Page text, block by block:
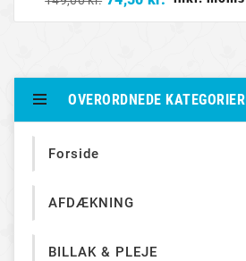
OVERORDNEDE KATEGORIER
Forside
AFDÆKNING
BILLAK & PLEJE